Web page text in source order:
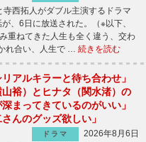
西拓人がダブル主演するドラマ
、6日に放送された。（※以下、
ねてきた人生も全く違う、交わ
れ合い、人生で … 続きを読む
リアルキラーと待ち合わせ」
山裕）とヒナタ（関水渚）の
まってきているのがいい」
さんのグッズ欲しい」
ドラマ
2026年8月6日